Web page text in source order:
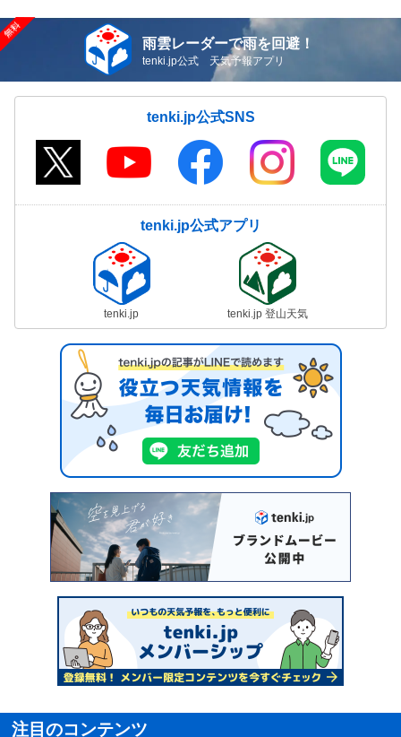
雨雲レーダーで雨を回避！
tenki.jp公式 天気予報アプリ
tenki.jp公式SNS
tenki.jp公式アプリ
tenki.jp tenki.jp 登山天気
注目のコンテンツ